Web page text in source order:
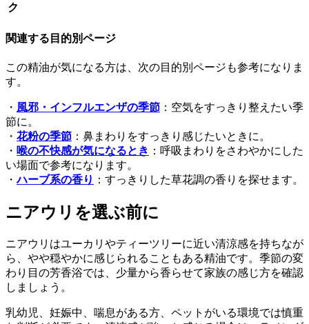
ク
関連する目的別ページ
この精油が気になる方は、次の目的別ページも参考になりま
す。
・ 風邪・インフルエンザの季節 ：空気をすっきり整えたい季
節に。
・ 花粉の季節 ：鼻まわりをすっきり感じたいときに。
・ 喉の不快感が気になるとき ：呼吸まわりをさわやかにした
い場面で参考になります。
・ハーブ系の香り ：すっきりした草花調の香りを探せます。
ニアウリを選ぶ前に
ニアウリはユーカリやティーツリーに近い清涼感を持ちなが
ら、やや穏やかに感じられることもある精油です。季節の変
わり目の芳香浴では、少量から香らせて家族の感じ方を確認
しましょう。
乳幼児、妊娠中、喘息がある方、ペットがいる環境では慎重